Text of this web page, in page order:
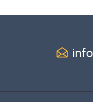
info